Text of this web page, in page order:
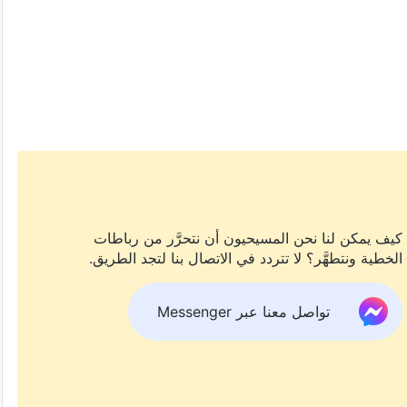
كيف يمكن لنا نحن المسيحيون أن نتحرَّر من رباطات
الخطية ونتطهَّر؟ لا تتردد في الاتصال بنا لتجد الطريق.
تواصل معنا عبر Messenger